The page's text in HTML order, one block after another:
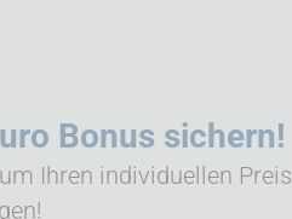
Bonus sichern!
Ihren individuellen Preis